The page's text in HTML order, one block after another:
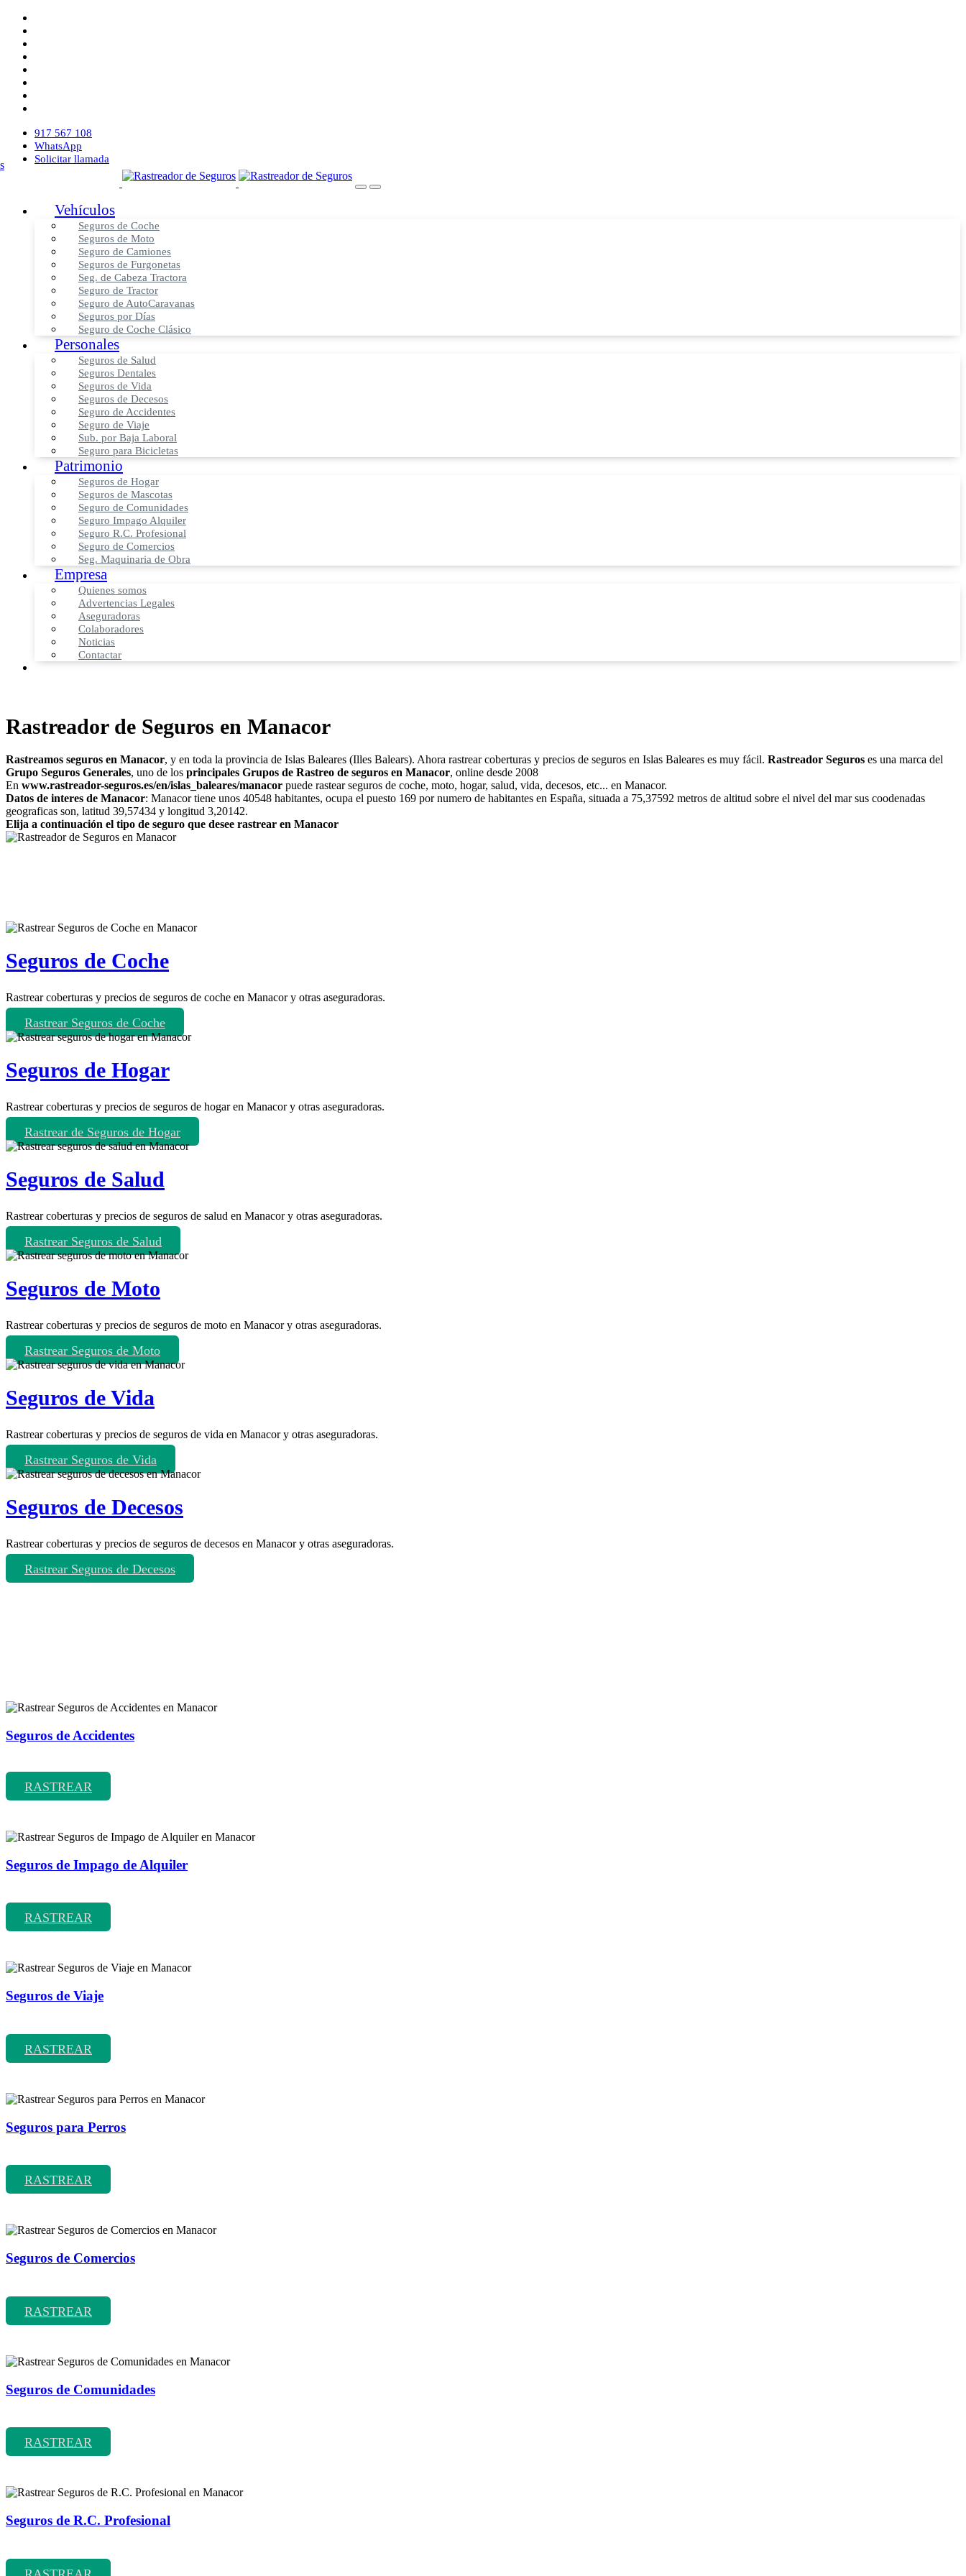
917 567 108
WhatsApp
Solicitar llamada
Vehículos
Seguros de Coche
Seguros de Moto
Seguro de Camiones
Seguros de Furgonetas
Seg. de Cabeza Tractora
Seguro de Tractor
Seguro de AutoCaravanas
Seguros por Días
Seguro de Coche Clásico
Personales
Seguros de Salud
Seguros Dentales
Seguros de Vida
Seguros de Decesos
Seguro de Accidentes
Seguro de Viaje
Sub. por Baja Laboral
Seguro para Bicicletas
Patrimonio
Seguros de Hogar
Seguros de Mascotas
Seguro de Comunidades
Seguro Impago Alquiler
Seguro R.C. Profesional
Seguro de Comercios
Seg. Maquinaria de Obra
Empresa
Quienes somos
Advertencias Legales
Aseguradoras
Colaboradores
Noticias
Contactar
Rastreador de Seguros en Manacor
Rastreamos seguros en Manacor, y en toda la provincia de Islas Baleares (Illes Balears). Ahora rastrear coberturas y precios de seguros en Islas Baleares es muy fácil. Rastreador Seguros es una marca del
Grupo Seguros Generales, uno de los principales Grupos de Rastreo de seguros en Manacor, online desde 2008
En www.rastreador-seguros.es/en/islas_baleares/manacor puede rastear seguros de coche, moto, hogar, salud, vida, decesos, etc... en Manacor.
Datos de interes de Manacor: Manacor tiene unos 40548 habitantes, ocupa el puesto 169 por numero de habitantes en España, situada a 75,37592 metros de altitud sobre el nivel del mar sus coodenadas
geograficas son, latitud 39,57434 y longitud 3,20142.
Elija a continuación el tipo de seguro que desee rastrear en Manacor
Seguros de Coche
Rastrear coberturas y precios de seguros de coche en Manacor y otras aseguradoras.
Rastrear Seguros de Coche
Seguros de Hogar
Rastrear coberturas y precios de seguros de hogar en Manacor y otras aseguradoras.
Rastrear de Seguros de Hogar
Seguros de Salud
Rastrear coberturas y precios de seguros de salud en Manacor y otras aseguradoras.
Rastrear Seguros de Salud
Seguros de Moto
Rastrear coberturas y precios de seguros de moto en Manacor y otras aseguradoras.
Rastrear Seguros de Moto
Seguros de Vida
Rastrear coberturas y precios de seguros de vida en Manacor y otras aseguradoras.
Rastrear Seguros de Vida
Seguros de Decesos
Rastrear coberturas y precios de seguros de decesos en Manacor y otras aseguradoras.
Rastrear Seguros de Decesos
Seguros de Accidentes
RASTREAR
Seguros de Impago de Alquiler
RASTREAR
Seguros de Viaje
RASTREAR
Seguros para Perros
RASTREAR
Seguros de Comercios
RASTREAR
Seguros de Comunidades
RASTREAR
Seguros de R.C. Profesional